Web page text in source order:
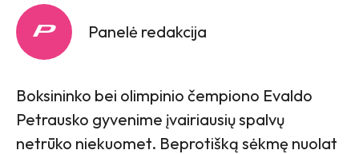
Panelė redakcija
Boksininko bei olimpinio čempiono Evaldo
Petrausko gyvenime įvairiausių spalvų
netrūko niekuomet. Beprotišką sėkmę nuolat